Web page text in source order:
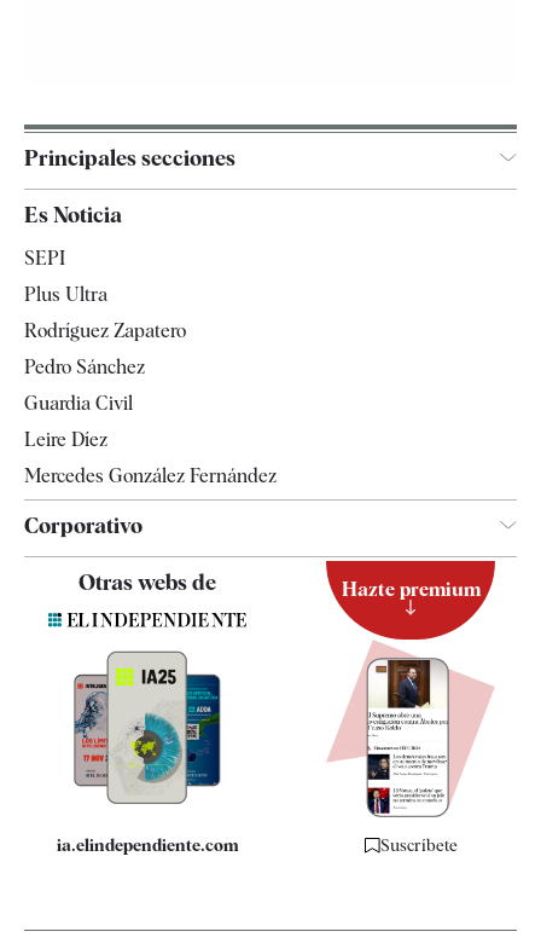
Principales secciones
Televisión
Es Noticia
SEPI
Plus Ultra
Rodríguez Zapatero
Pedro Sánchez
Guardia Civil
Leire Díez
Mercedes González Fernández
Corporativo
Quiénes somos
Especificaciones
Otras webs de
ia.elindependiente.com
Hazte premium
Suscríbete